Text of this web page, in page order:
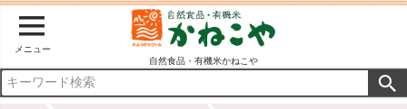
メニュー
自然食品・有機米かねこや